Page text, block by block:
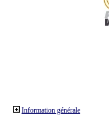
Information générale